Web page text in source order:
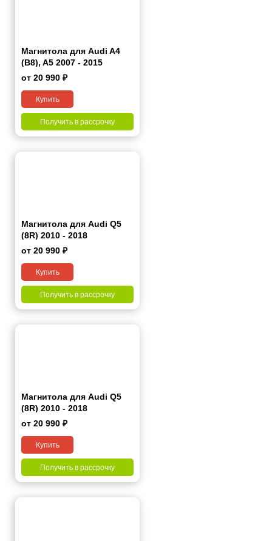
Магнитола для Audi A4
(B8), A5 2007 - 2015
от 20 990 ₽
Купить
Получить в рассрочку
Магнитола для Audi Q5
(8R) 2010 - 2018
от 20 990 ₽
Купить
Получить в рассрочку
Магнитола для Audi Q5
(8R) 2010 - 2018
от 20 990 ₽
Купить
Получить в рассрочку